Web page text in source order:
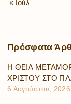
« Ιούλ
Πρόσφατα
Η ΘΕΙΑ
ΧΡΙΣΤΟΥ ΣΤΟ
6 Αυγούστου, 2026